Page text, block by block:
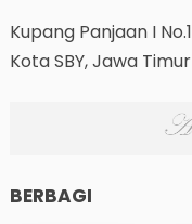
Kupang Panjaan I
Kota SBY, Jawa
BERBAGI